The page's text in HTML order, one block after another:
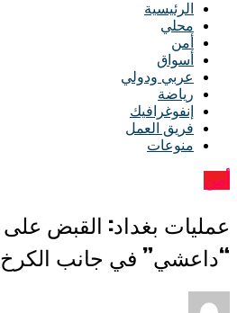
الرئيسية
محلي
أمن
أسواق
عربي ودولي
رياضة
إنفوغرافيك
فريق العمل
منوعات
أمن
“داعشي” في جانب الكرخ